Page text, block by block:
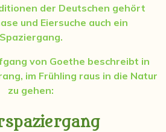
der Deutschen gehört
und Eiersuche auch ein
Spaziergang.
von Goethe beschreibt in
im Frühling raus in die Natur
zu gehen: